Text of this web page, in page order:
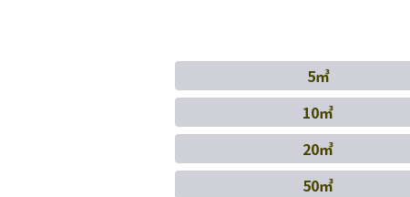
5㎥
10㎥
20㎥
50㎥